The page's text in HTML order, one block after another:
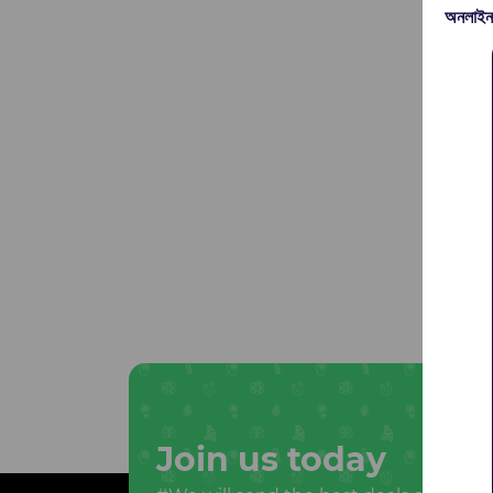
Join us today